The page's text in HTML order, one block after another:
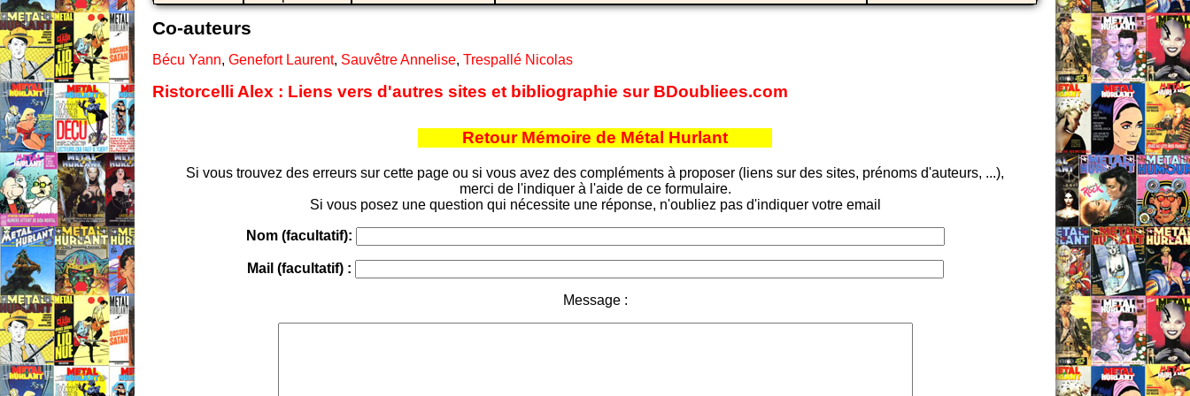
Co-auteurs
Bécu Yann, Genefort Laurent, Sauvêtre Annelise, Trespallé Nicolas
Ristorcelli Alex : Liens vers d'autres sites et bibliographie sur BDoubliees.com
Retour Mémoire de Métal Hurlant
Si vous trouvez des erreurs sur cette page ou si vous avez des compléments à proposer (liens sur des sites, prénoms d'auteurs, ...),
merci de l'indiquer à l'aide de ce formulaire.
Si vous posez une question qui nécessite une réponse, n'oubliez pas d'indiquer votre email
Nom (facultatif):
Mail (facultatif) :
Message :